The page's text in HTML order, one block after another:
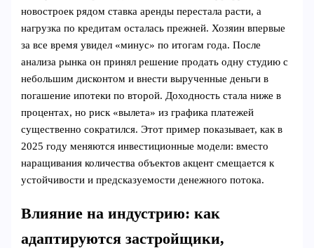
новостроек рядом ставка аренды перестала расти, а
нагрузка по кредитам осталась прежней. Хозяин впервые
за все время увидел «минус» по итогам года. После
анализа рынка он принял решение продать одну студию с
небольшим дисконтом и внести вырученные деньги в
погашение ипотеки по второй. Доходность стала ниже в
процентах, но риск «вылета» из графика платежей
существенно сократился. Этот пример показывает, как в
2025 году меняются инвестиционные модели: вместо
наращивания количества объектов акцент смещается к
устойчивости и предсказуемости денежного потока.
Влияние на индустрию: как
адаптируются застройщики,